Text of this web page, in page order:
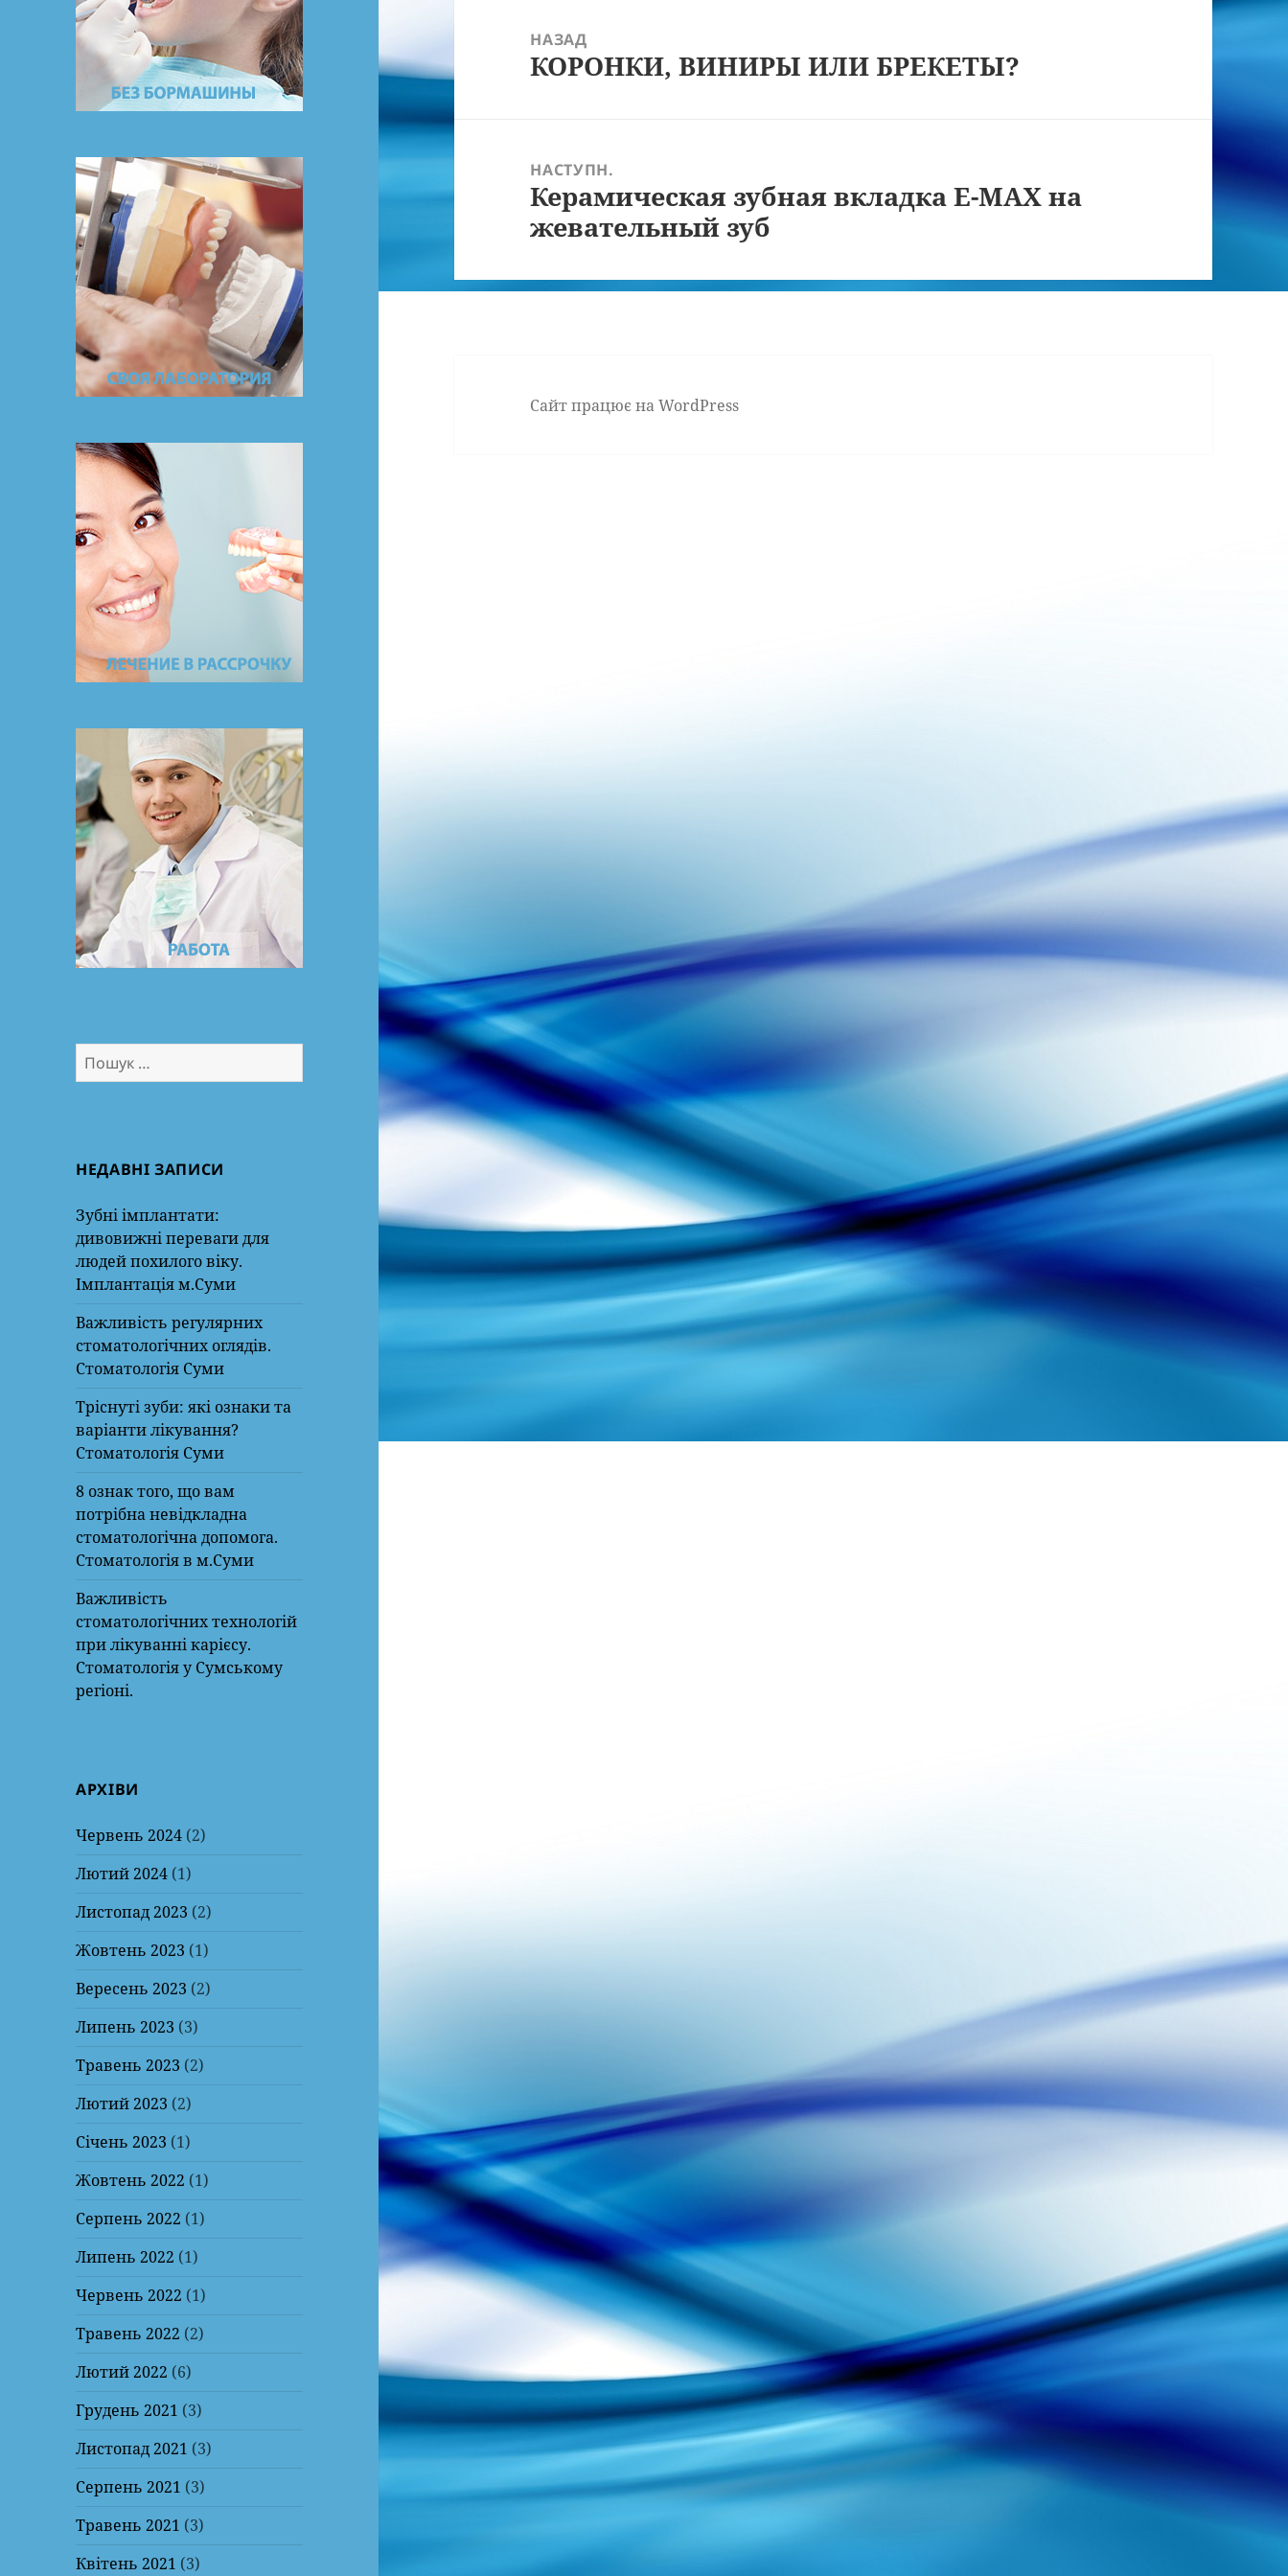
Пошук:
НЕДАВНІ ЗАПИСИ
Зубні імплантати:
дивовижні переваги для
людей похилого віку.
Імплантація м.Суми
Важливість регулярних
стоматологічних оглядів.
Стоматологія Суми
Тріснуті зуби: які ознаки та
варіанти лікування?
Стоматологія Суми
8 ознак того, що вам
потрібна невідкладна
стоматологічна допомога.
Стоматологія в м.Суми
Важливість
стоматологічних технологій
при лікуванні карієсу.
Стоматологія у Сумському
регіоні.
АРХІВИ
Червень 2024 (2)
Лютий 2024 (1)
Листопад 2023 (2)
Жовтень 2023 (1)
Вересень 2023 (2)
Липень 2023 (3)
Травень 2023 (2)
Лютий 2023 (2)
Січень 2023 (1)
Жовтень 2022 (1)
Серпень 2022 (1)
Липень 2022 (1)
Червень 2022 (1)
Травень 2022 (2)
Лютий 2022 (6)
Грудень 2021 (3)
Листопад 2021 (3)
Серпень 2021 (3)
Травень 2021 (3)
Квітень 2021 (3)
НАЗАД
Попередній
КОРОНКИ, ВИНИРЫ ИЛИ БРЕКЕТЫ?
НАСТУПН.
Наступний
запис:
Керамическая зубная вкладка E-MAX на
жевательный зуб
Сайт працює на WordPress